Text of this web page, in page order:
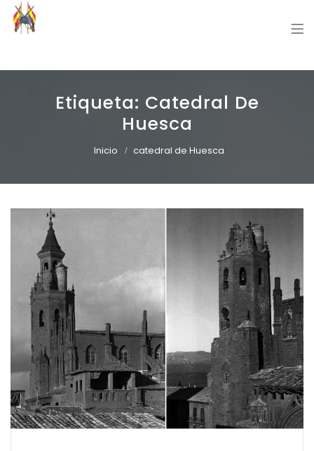
Etiqueta: Catedral De
Huesca
Inicio catedral de Huesca